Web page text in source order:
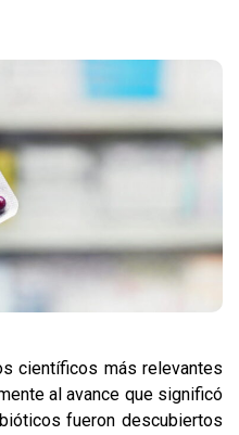
científicos más relevantes
al avance que significó
fueron descubiertos